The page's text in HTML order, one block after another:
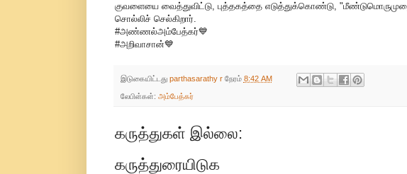
குவளையை வைத்துவிட்டு, புத்தகத்தை எடுத்துக்கொண்டு,
சொல்லிச் செல்கிறார்.
#அண்ணல்அம்பேத்கர்💙
#அறிவாசான்💙
இடுகையிட்டது parthasarathy r நேரம் 8:42 AM
லேபிள்கள்: அம்பேத்கர்
கருத்துகள் இல்லை:
கருத்துரையிடுக